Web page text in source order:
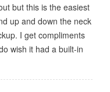
but this is the easiest
wish it had a built-in